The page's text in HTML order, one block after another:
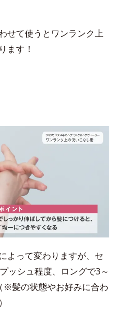
せて使うとワンランク上
ます！
よって変わりますが、セ
ッシュ程度、ロングで3～
※髪の状態やお好みに合わ